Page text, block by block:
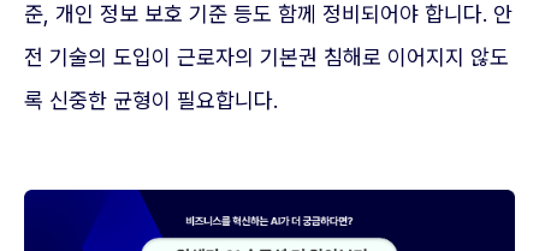
준, 개인 정보 보호 기준 등도 함께 정비되어야 합니다. 안
전 기술의 도입이 근로자의 기본권 침해로 이어지지 않도
록 신중한 균형이 필요합니다.